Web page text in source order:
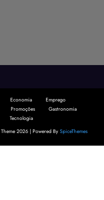
Economia
Emprego
Promoções
Gastronomia
Tecnologia
Theme 2026 | Powered By SpiceThemes